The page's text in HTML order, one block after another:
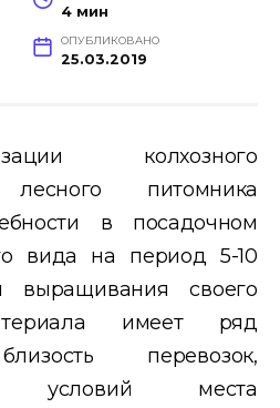
4 мин
ОПУБЛИКОВАНО
25.03.2019
колхозного
лесного питомника
в посадочном
вида на период 5-10
выращивания своего
имеет ряд
перевозок,
условий места